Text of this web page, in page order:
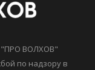
"ПРО ВОЛХОВ"
по надзору в